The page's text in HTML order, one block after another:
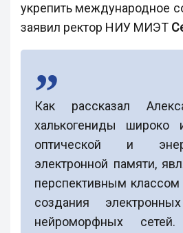
укрепить международное
заявил ректор НИУ МИЭТ
Как рассказал
халькогениды широко
оптической и
электронной памяти,
перспективным
создания
нейроморфных